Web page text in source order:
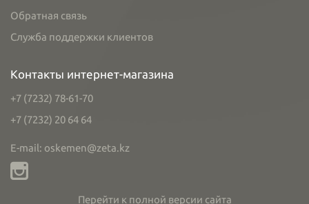
Обратная связь
Служба поддержки клиентов
Контакты интернет-магазина
+7 (7232) 78-61-70
+7 (7232) 20 64 64
E-mail: oskemen@zeta.kz
Перейти к полной версии сайта